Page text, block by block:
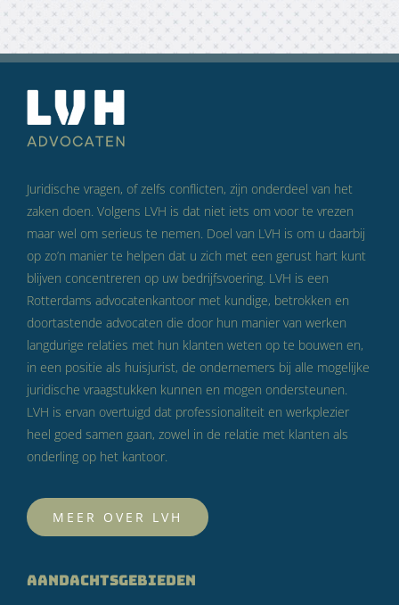
Juridische vragen, of zelfs conflicten, zijn onderdeel van het
zaken doen. Volgens LVH is dat niet iets om voor te vrezen
maar wel om serieus te nemen. Doel van LVH is om u daarbij
op zo’n manier te helpen dat u zich met een gerust hart kunt
blijven concentreren op uw bedrijfsvoering. LVH is een
Rotterdams advocatenkantoor met kundige, betrokken en
doortastende advocaten die door hun manier van werken
langdurige relaties met hun klanten weten op te bouwen en,
in een positie als huisjurist, de ondernemers bij alle mogelijke
juridische vraagstukken kunnen en mogen ondersteunen.
LVH is ervan overtuigd dat professionaliteit en werkplezier
heel goed samen gaan, zowel in de relatie met klanten als
onderling op het kantoor.
MEER OVER LVH
AANDACHTSGEBIEDEN